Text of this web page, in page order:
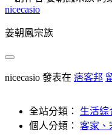
nicecasio
姜朝鳳宗族
nicecasio 發表在 痞客邦
全站分類： 生活綜
個人分類： 客家、